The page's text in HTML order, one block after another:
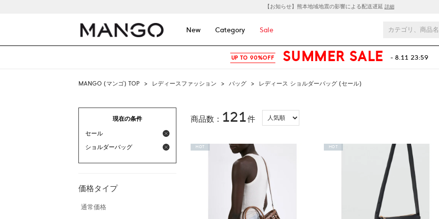
【お知らせ】熊本地域地震の影響による配送遅延 詳細
New Category Sale
UP TO 90%OFF SUMMER SALE - 8.11 23:59
MANGO (マンゴ) TOP > レディースファッション > バッグ > レディース ショルダーバッグ (セール)
現在の条件
セール
ショルダーバッグ
価格タイプ
通常価格
商品数： 121件
HOT HOT